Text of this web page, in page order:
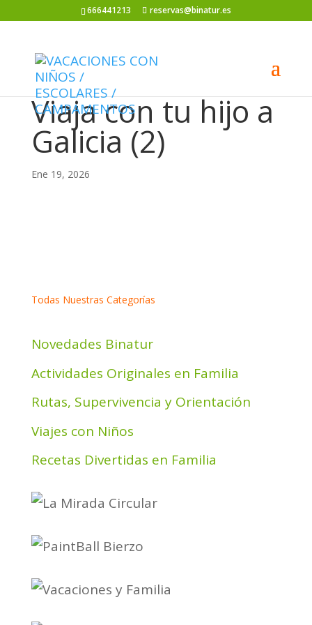
666441213 reservas@binatur.es
Viaja con tu hijo a
Galicia (2)
Ene 19, 2026
Todas Nuestras Categorías
Novedades Binatur
Actividades Originales en Familia
Rutas, Supervivencia y Orientación
Viajes con Niños
Recetas Divertidas en Familia